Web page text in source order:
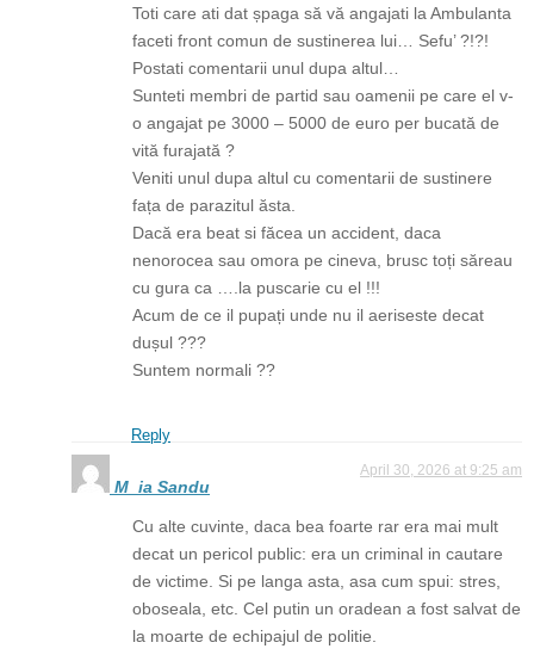
Toti care ati dat șpaga să vă angajati la Ambulanta
faceti front comun de sustinerea lui… Sefu’ ?!?!
Postati comentarii unul dupa altul…
Sunteti membri de partid sau oamenii pe care el v-
o angajat pe 3000 – 5000 de euro per bucată de
vită furajată ?
Veniti unul dupa altul cu comentarii de sustinere
fața de parazitul ăsta.
Dacă era beat si făcea un accident, daca
nenorocea sau omora pe cineva, brusc toți săreau
cu gura ca ….la puscarie cu el !!!
Acum de ce il pupați unde nu il aeriseste decat
dușul ???
Suntem normali ??
Reply
M_ia Sandu
April 30, 2026 at 9:25 am
Cu alte cuvinte, daca bea foarte rar era mai mult
decat un pericol public: era un criminal in cautare
de victime. Si pe langa asta, asa cum spui: stres,
oboseala, etc. Cel putin un oradean a fost salvat de
la moarte de echipajul de politie.